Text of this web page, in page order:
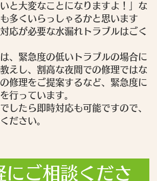
いと大変なことになりますよ！」な
多くいらっしゃるかと思います
応が必要な水漏れトラブルはごく
、緊急度の低いトラブルの場合に
えし、割高な夜間での修理ではな
修理をご提案するなど、緊急度に
行っています。
したら即時対応も可能ですので、
ださい。
にご相談くださ